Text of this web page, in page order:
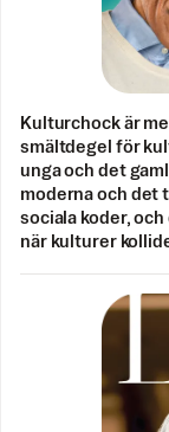
Kulturchock är
smältdegel för
unga och det
moderna och det
sociala koder,
när kulturer